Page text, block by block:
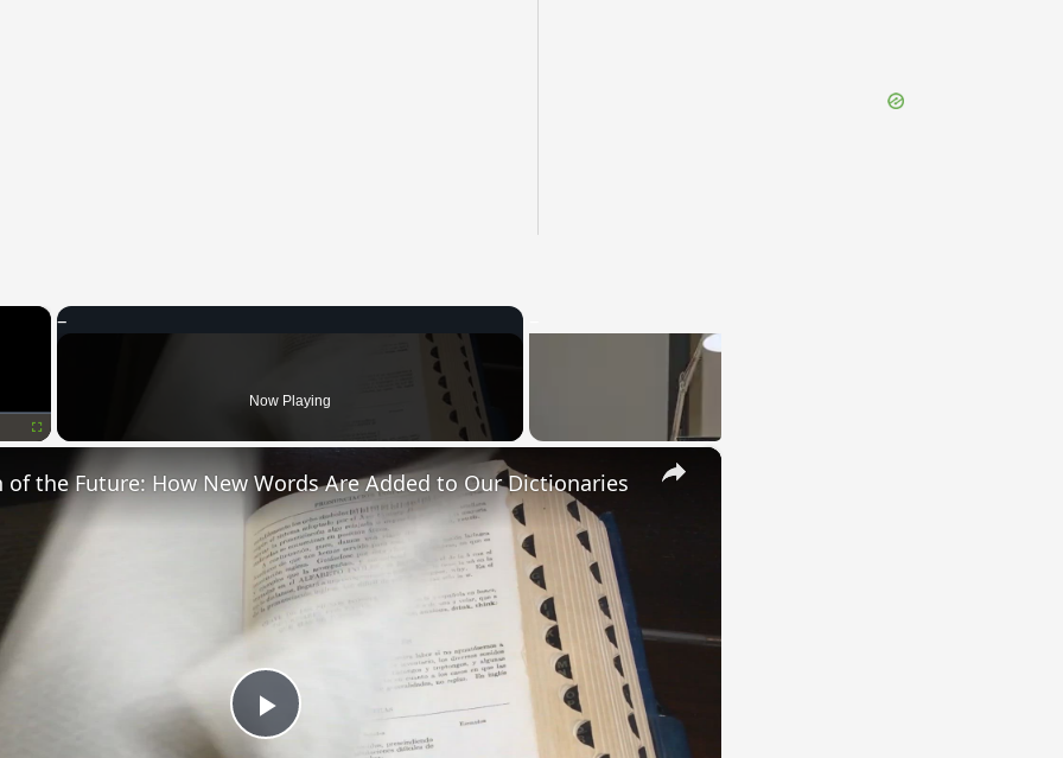
×
Now Playing
×
Play
of the Future: How New Words Are Added to Our Dictionaries